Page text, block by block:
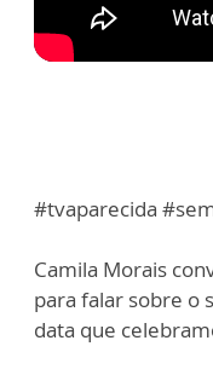
#tvaparecida
Camila Morais
para falar sobre o
data que